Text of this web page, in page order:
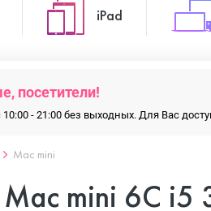
17 Pro
iPad
посетители!
- 21:00 без выходных. Для Вас
Mac mini
mini 6C i5